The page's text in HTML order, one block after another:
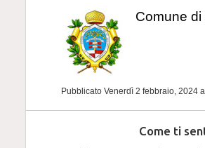
Comune di
Pubblicato Venerdì 2 febbraio, 2024
Come ti